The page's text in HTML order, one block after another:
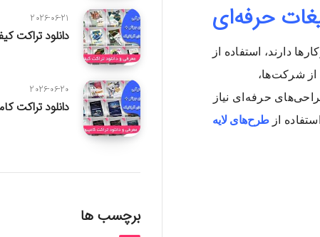
حرفه‌ای
دارند، استفاده از
از شرکت‌ها،
حرفه‌ای نیاز
ازطرح‌های لایه
2026-06-21
دانلود تراکت
2026-06-20
دانلود تراکت
برچسب ها